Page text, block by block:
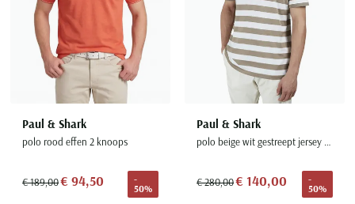
Paul & Shark
polo rood effen 2 knoops
€ 189,00€ 94,50
-
50%
Paul & Shark
polo beige wit gestreept jersey 2-knoops
€ 280,00€ 140,00
-
50%